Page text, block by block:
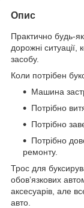
Опис
Практично будь-
дорожні
засобу.
Коли потрібен
Машина
Потрібно
Потрібно
Потрібно
ремонту.
Трос для
обовʼязкових
аксесуарів, але
авто.